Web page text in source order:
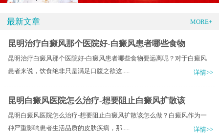
最新文章 MORE+
昆明治疗白癜风那个医院好-白癜风患者哪些食物
昆明治疗白癜风那个医院好-白癜风患者哪些食物要远离呢？对于白癜风
患者来说，饮食绝非只是满足口腹之欲这.....
详情>>
昆明白癜风医院怎么治疗-想要阻止白癜风扩散该
昆明白癜风医院怎么治疗-想要阻止白癜风扩散该怎么做？白癜风作为一
种严重影响患者生活品质的皮肤疾病，那.....
详情>>